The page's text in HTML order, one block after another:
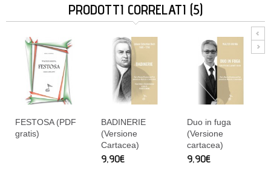
PRODOTTI CORRELATI (5)
FESTOSA (PDF
gratis)
BADINERIE
(Versione
Cartacea)
9,90€
Duo in fuga
(Versione
cartacea)
9,90€